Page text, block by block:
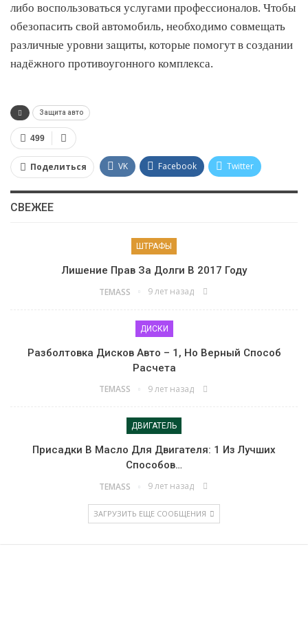
либо воспользоваться услугами профессионалов. Чтобы
обезопасить свой автомобиль, необходимо совмещать
различные уровни защиты, которые помогут в создании
надёжного противоугонного комплекса.
Защита авто
499
Поделиться VK Facebook Twitter
Google+ Viber WhatsApp
СВЕЖЕЕ
ШТРАФЫ
Лишение Прав За Долги В 2017 Году
TEMASS 9 лет назад
ДИСКИ
Разболтовка Дисков Авто – 1, Но Верный Способ
Расчета
TEMASS 9 лет назад
ДВИГАТЕЛЬ
Присадки В Масло Для Двигателя: 1 Из Лучших
Способов…
TEMASS 9 лет назад
ЗАГРУЗИТЬ ЕЩЕ СООБЩЕНИЯ